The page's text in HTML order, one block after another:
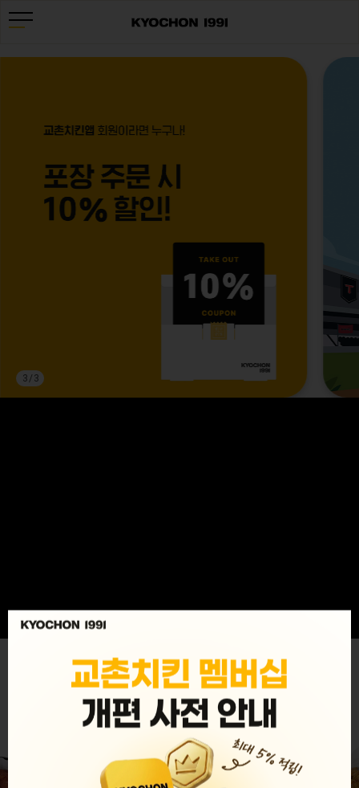
3/ 3
MENU